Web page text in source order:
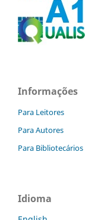
Informações
Para Leitores
Para Autores
Para Bibliotecários
Idioma